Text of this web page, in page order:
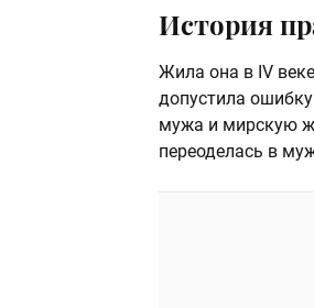
История
Жила она в IV
допустила
мужа и мирскую
переоделась в